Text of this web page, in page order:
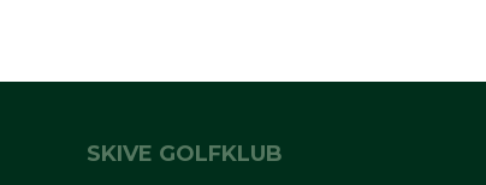
SKIVE GOLFKLUB